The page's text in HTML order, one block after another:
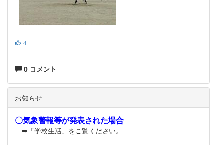
4
0 コメント
お知らせ
〇気象警報等が発表された場合
➡「学校生活」をご覧ください。